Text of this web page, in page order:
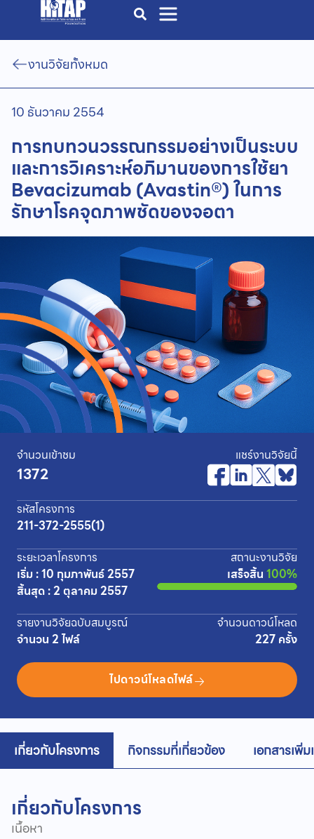
งานวิจัยทั้งหมด
10 ธันวาคม 2554
การทบทวนวรรณกรรมอย่างเป็นระบบ
และการวิเคราะห์อภิมานของการใช้ยา
Bevacizumab (Avastin®) ในการ
รักษาโรคจุดภาพชัดของจอตา
จำนวนเข้าชม
1372
แชร์งานวิจัยนี้
รหัสโครงการ
211-372-2555(1)
ระยะเวลาโครงการ
เริ่ม : 10 กุมภาพันธ์ 2557
สิ้นสุด : 2 ตุลาคม 2557
สถานะงานวิจัย
เสร็จสิ้น 100%
รายงานวิจัยฉบับสมบูรณ์
จำนวน 2 ไฟล์
จำนวนดาวน์โหลด
227 ครั้ง
ไปดาวน์โหลดไฟล์
เกี่ยวกับโครงการ กิจกรรมที่เกี่ยวข้อง เอกสารเพิ่
เกี่ยวกับโครงการ
เนื้อหา